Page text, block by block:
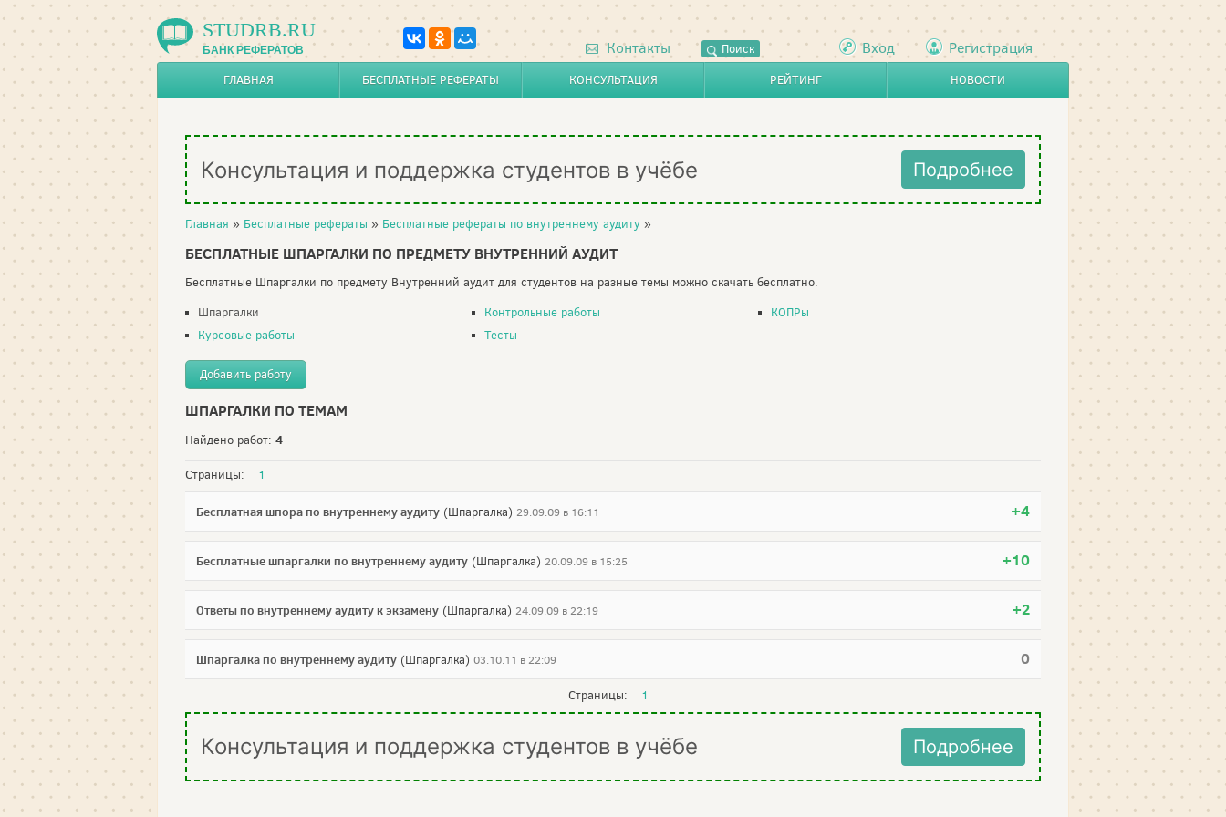
STUDRB.RU
БАНК РЕФЕРАТОВ Контакты Поиск Вход Регистрация
ГЛАВНАЯ БЕСПЛАТНЫЕ РЕФЕРАТЫ КОНСУЛЬТАЦИЯ РЕЙТИНГ НОВОСТИ
Консультация и поддержка студентов в учёбе Подробнее
Главная » Бесплатные рефераты » Бесплатные рефераты по внутреннему аудиту »
БЕСПЛАТНЫЕ ШПАРГАЛКИ ПО ПРЕДМЕТУ ВНУТРЕННИЙ АУДИТ
Бесплатные Шпаргалки по предмету Внутренний аудит для студентов на разные темы можно скачать бесплатно.
Шпаргалки
Контрольные работы
КОПРы
Курсовые работы
Тесты
Добавить работу
ШПАРГАЛКИ ПО ТЕМАМ
Найдено работ: 4
Страницы: 1
+4
Бесплатная шпора по внутреннему аудиту (Шпаргалка) 29.09.09 в 16:11
+10
Бесплатные шпаргалки по внутреннему аудиту (Шпаргалка) 20.09.09 в 15:25
+2
Ответы по внутреннему аудиту к экзамену (Шпаргалка) 24.09.09 в 22:19
0
Шпаргалка по внутреннему аудиту (Шпаргалка) 03.10.11 в 22:09
Страницы: 1
Консультация и поддержка студентов в учёбе Подробнее